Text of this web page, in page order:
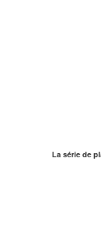
La série de